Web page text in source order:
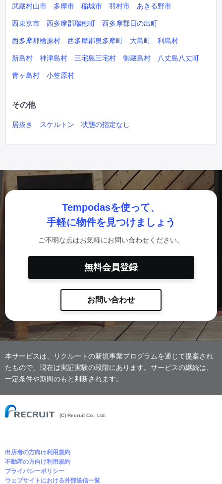
武蔵村山市 多摩市 稲城市 羽村市 あきる野市
西東京市 西多摩郡瑞穂町 西多摩郡日の出町
西多摩郡檜原村 西多摩郡奥多摩町 大島町 利島村
新島村 神津島村 三宅島三宅村 御蔵島村 八丈島八丈町
青ヶ島村 小笠原村
その他
居抜き スケルトン 状態の指定なし
Tempodasを使って、
手軽に物件を見つけましょう
ご不明な点はお気軽にお問い合わせください。
無料会員登録
お問い合わせ
本サービスは、リクルートの新規事業プログラムを通じて提案され
たもので、現在は実証実験の段階にあります。サービスの継続は、
一定条件や期間のもと判断されます。
(C) Recruit Co., Ltd.
出店者の方向け利用規約
不動産の方向け利用規約
プライバシーポリシー
ウェブサイトにおける外部送信一覧